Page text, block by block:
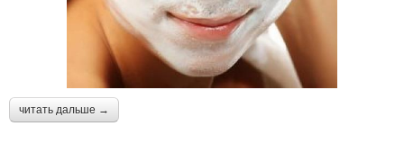
читать дальше →